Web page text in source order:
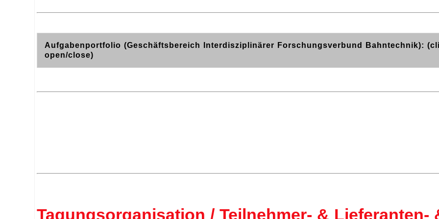
Aufgabenportfolio (Geschäftsbereich Interdisziplinärer Forschungsverbund Bahntechnik):
open/close)
Tagungsorganisation / Teilnehmer- & Lieferanten-